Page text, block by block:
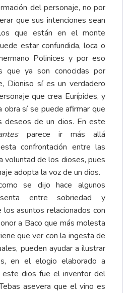
del personaje, no por
que sus intenciones sean
que están en el monte
estar confundida, loca o
Polinices y por eso
que ya son conocidas por
Dioniso sí es un verdadero
que crea Eurípides, y
sí se puede afirmar que
deseos de un dios. En este
parece ir más allá
confrontación entre las
voluntad de los dioses, pues
adopta la voz de un dios.
se dijo hace algunos
entre sobriedad y
los asuntos relacionados con
a Baco que más molesta
que ver con la ingesta de
pueden ayudar a ilustrar
en el elogio elaborado a
este dios fue el inventor del
asevera que el vino es